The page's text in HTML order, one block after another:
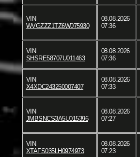
VIN
WVGZZZ1TZ6W075930
08.08.2026
07:36
VIN
SHSRE58707U011463
08.08.2026
07:36
VIN
X4XDC243250007407
08.08.2026
07:33
VIN
JMBSNCS3A5U015396
08.08.2026
07:27
VIN
XTAFS035LH0974973
08.08.2026
07:23